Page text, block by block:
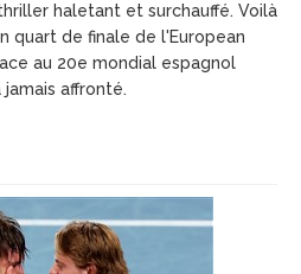
haletant et surchauffé. Voilà
quart de finale de l'European
au 20e mondial espagnol
jamais affronté.